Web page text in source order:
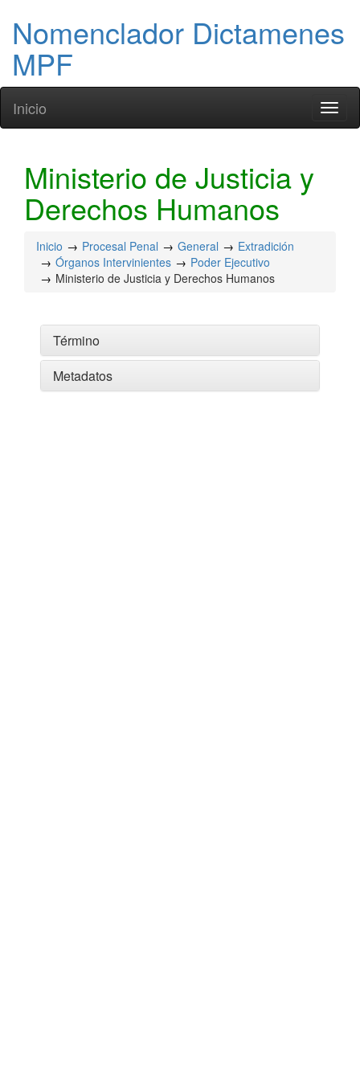
Nomenclador Dictamenes
MPF
Inicio
Ministerio de Justicia y
Derechos Humanos
Inicio Procesal Penal General
Extradición
Órganos Intervinientes
Poder Ejecutivo
Ministerio de Justicia y Derechos Humanos
Término
Metadatos